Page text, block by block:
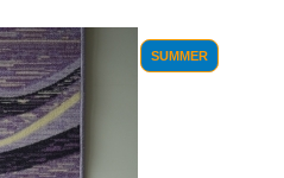
SUMMER